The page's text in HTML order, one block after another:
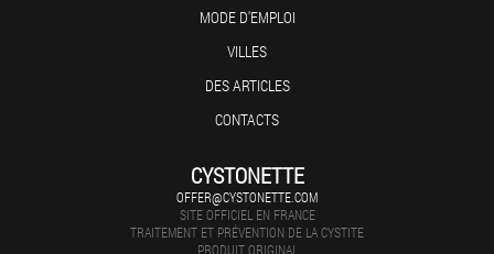
MODE D'EMPLOI
VILLES
DES ARTICLES
CONTACTS
CYSTONETTE
OFFER@CYSTONETTE.COM
SITE OFFICIEL EN FRANCE
TRAITEMENT ET PRÉVENTION DE LA CYSTITE
PRODUIT ORIGINAL